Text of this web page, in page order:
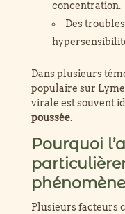
concentration.
Des
Dans plusieurs
populaire sur
virale est souvent
poussée.
Pourquoi
phénomène
Plusieurs facteurs